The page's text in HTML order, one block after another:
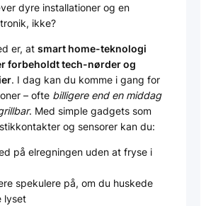
dyre installationer og en
ikke?
er, at smart home-teknologi
forbeholdt tech-nørder og
. I dag kan du komme i gang for
– ofte billigere end en middag
. Med simple gadgets som
og sensorer kan du:
på elregningen uden at fryse i
spekulere på, om du huskede
lyset